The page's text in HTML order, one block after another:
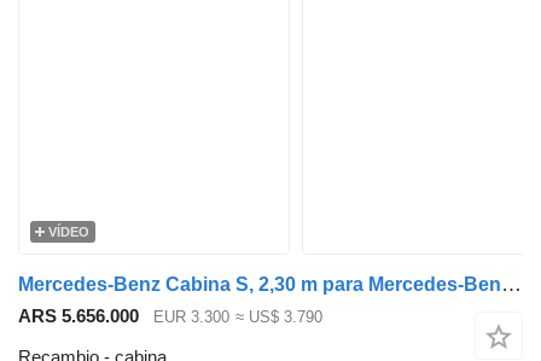
VÍDEO
Mercedes-Benz Cabina S, 2,30 m para Mercedes-Benz ATEGO camión
ARS 5.656.000 EUR 3.300 ≈ US$ 3.790